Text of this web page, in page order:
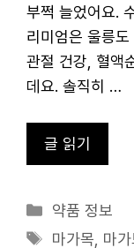
부쩍 늘었어요.
리미엄은 울릉
관절 건강, 혈액
데요. 솔직히 …
글 읽기
카
테
약품 정보
태
마가목 마